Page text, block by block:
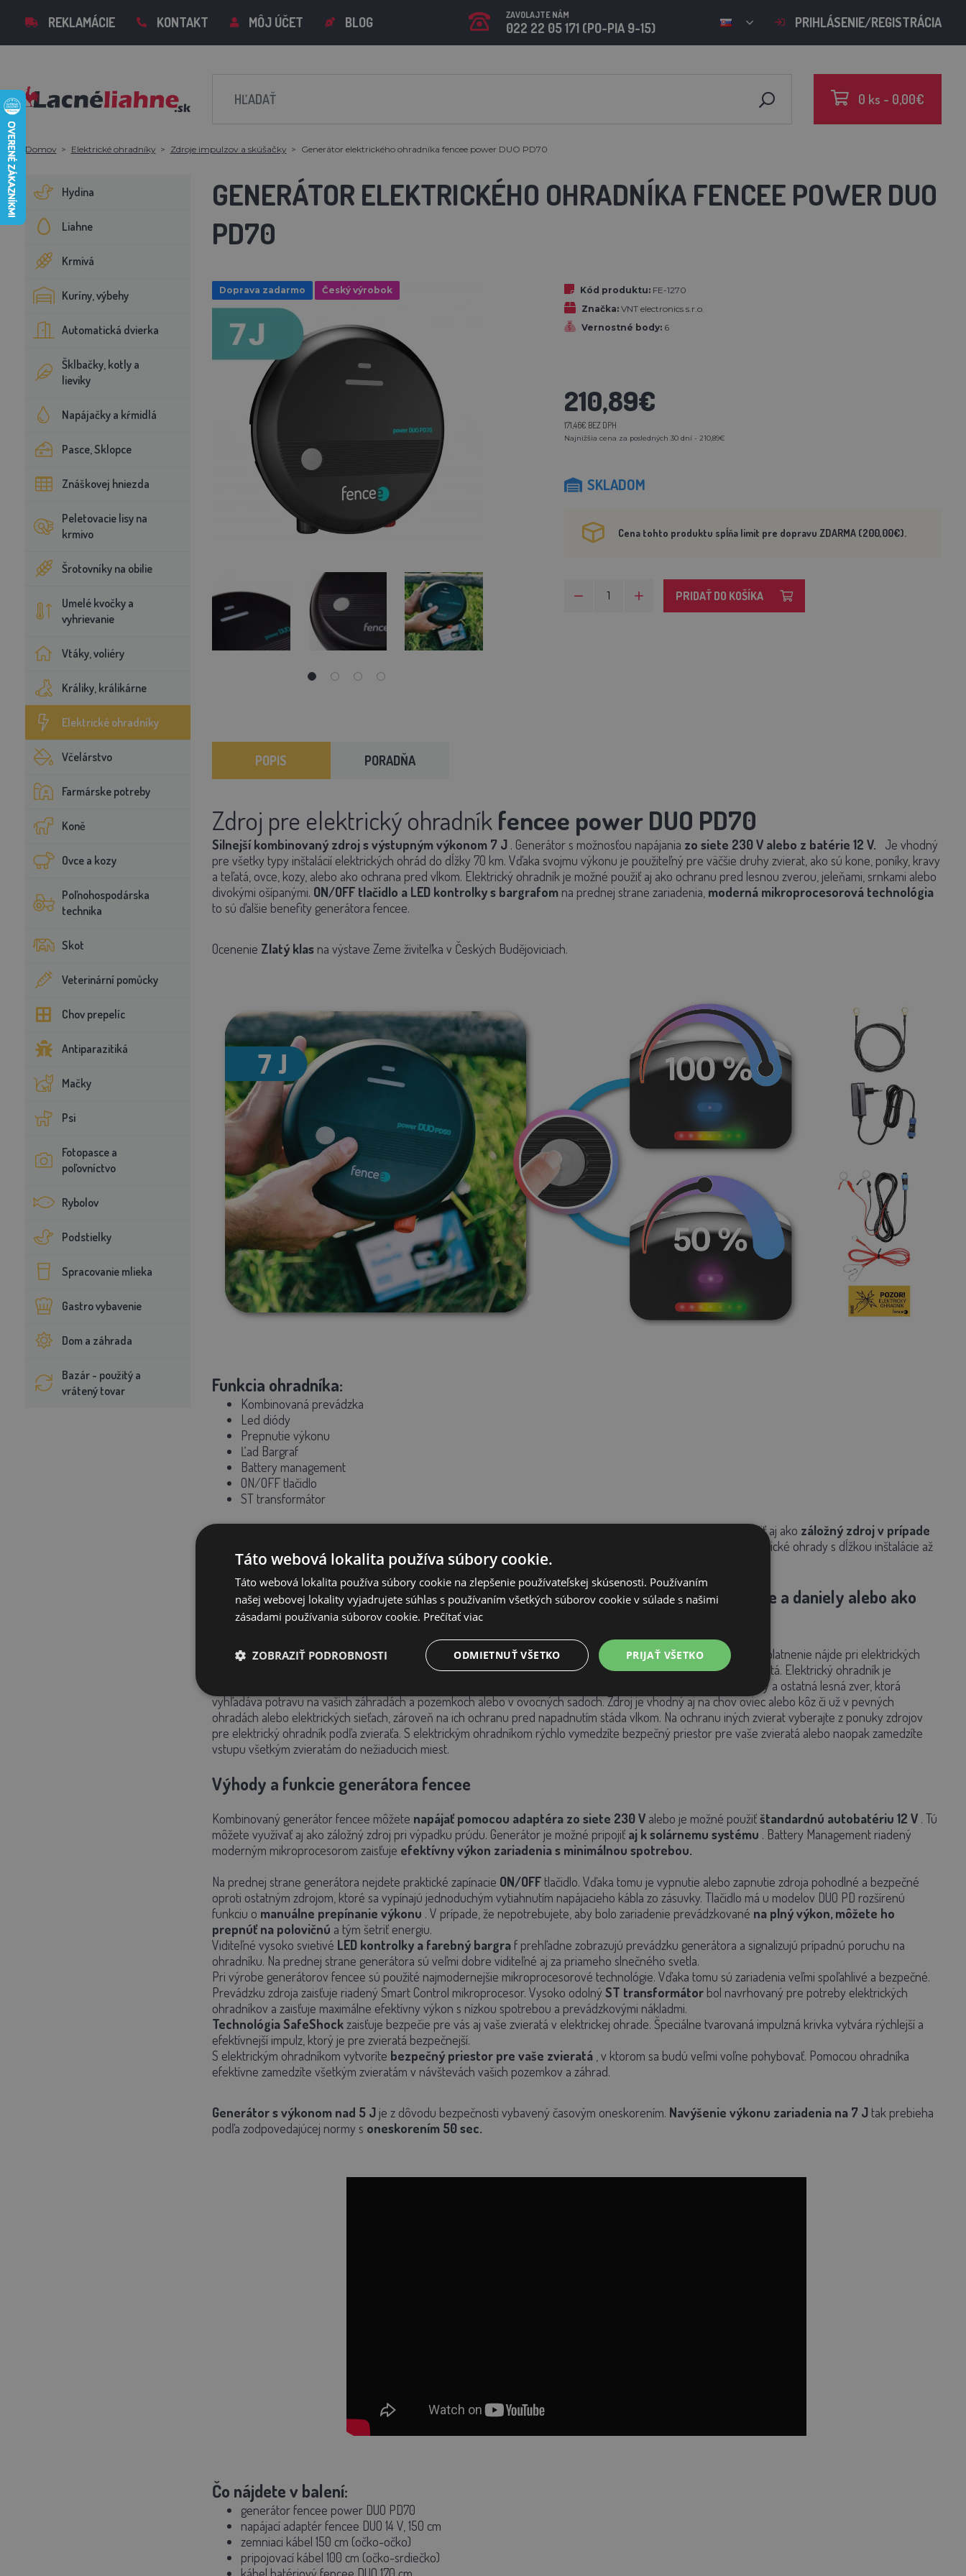
REKLAMÁCIE KONTAKT MÔJ ÚČET BLOG ZAVOLAJTE NÁM
022 22 05 171 (PO-PIA 9-15) PRIHLÁSENIE/REGISTRÁCIA
0 ks - 0,00€
Domov Elektrické ohradníky Zdroje impulzov a skúšačky Generátor elektrického ohradníka fencee power DUO PD70
Hydina
Liahne
Krmivá
Kuríny, výbehy
Automatická dvierka
Šklbačky, kotly a
lieviky
Napájačky a kŕmidlá
Pasce, Sklopce
Znáškovej hniezda
Peletovacie lisy na
krmivo
Šrotovníky na obilie
Umelé kvočky a
vyhrievanie
Vtáky, voliéry
Králiky, králikárne
Elektrické ohradníky
Včelárstvo
Farmárske potreby
Koně
Ovce a kozy
Poľnohospodárska
technika
Skot
Veterinární pomůcky
Chov prepelíc
Antiparazitiká
Mačky
Psi
Fotopasce a
poľovníctvo
Rybolov
Podstielky
Spracovanie mlieka
Gastro vybavenie
Dom a záhrada
Bazár - použitý a
vrátený tovar
GENERÁTOR ELEKTRICKÉHO OHRADNÍKA FENCEE POWER DUO
PD70
Doprava zadarmo Český výrobok Kód produktu: FE-1270
Značka: VNT electronics s.r.o.
Vernostné body: 6
210,89€
171,46€ BEZ DPH
Najnižšia cena za posledných 30 dní - 210,89€
SKLADOM
Cena tohto produktu spĺňa limit pre dopravu ZDARMA (200,00€).
PRIDAŤ DO KOŠÍKA
POPIS PORADŇA
Zdroj pre elektrický ohradníkfencee power DUO PD70
Silnejší kombinovaný zdroj s výstupným výkonom 7 J. Generátor s možnosťou napájania zo siete 230 V alebo z batérie 12 V.
Je vhodný
pre všetky typy inštalácií elektrických ohrád do dĺžky 70 km. Vďaka svojmu výkonu je použiteľný pre väčšie druhy zvierat, ako sú kone, poníky, kravy
a teľatá, ovce, kozy, alebo ako ochrana pred vlkom. Elektrický ohradník je možné použiť aj ako ochranu pred lesnou zverou, jeleňami, srnkami alebo
divokými ošípanými. ON/OFF tlačidlo a LED kontrolky s bargrafom na prednej strane zariadenia, moderná mikroprocesorová technológia
to sú ďalšie benefity generátora fencee.
Ocenenie Zlatý klasna výstave Zeme živiteľka v Českých Budějoviciach.
Funkcia ohradníka:
Kombinovaná prevádzka
Led diódy
Prepnutie výkonu
Ľad Bargraf
Battery management
ON/OFF tlačidlo
ST transformátor
Kombinovaný zdroj pre elektrický ohradník s možnosťou napájania zo siete alebo z autobatérie. Tú možno použiť aj ako záložný zdroj v prípade
Zdroj je vďaka svojmu výkonu 5 J vhodným riešením pre stredné aj dlhšie elektrické ohrady s dĺžkou inštalácie až
70 km.
Kombinovaný elektrický ohradník najčastejšie pre: hovädzí dobytok, ovce, jelene a daniely alebo ako
ochrana pred lesnou zverou
Zdroj elektrického ohradníka power DUO PD70 je vďaka svojmu výkonu 7 J vhodný pre väčšinu väčších zvierat. Uplatnenie nájde pri elektrických
ohradách pre poníky, žriebätá a kone. Veľmi často je zdroj zhotovovaný na pastvy a lúky pre dobytok, kravy a teľatá. Elektrický ohradník je
pomôckou v strážení pozemkov a odpudzovaní všetkých nepozvaných hostí, ako sú srnky, daniele, jelene, diviaky a ostatná lesná zver, ktorá
vyhľadáva potravu na vašich záhradách a pozemkoch alebo v ovocných sadoch. Zdroj je vhodný aj na chov oviec alebo kôz či už v pevných
ohradách alebo elektrických sieťach, zároveň na ich ochranu pred napadnutím stáda vlkom. Na ochranu iných zvierat vyberajte z ponuky zdrojov
pre elektrický ohradník podľa zvieraťa. S elektrickým ohradníkom rýchlo vymedzíte bezpečný priestor pre vaše zvieratá alebo naopak zamedzíte
vstupu všetkým zvieratám do nežiaducich miest.
Výhody a funkcie generátora fencee
Kombinovaný generátor fencee môžete napájať pomocou adaptéra zo siete 230 Valebo je možné použiťštandardnú autobatériu 12 V. Tú
môžete využívať aj ako záložný zdroj pri výpadku prúdu. Generátor je možné pripojiť aj k solárnemu systému . Battery Management riadený
moderným mikroprocesorom zaisťuje efektívny výkon zariadenia s minimálnou spotrebou.
Na prednej strane generátora nejdete praktické zapínacie ON/OFFtlačidlo. Vďaka tomu je vypnutie alebo zapnutie zdroja pohodlné a bezpečné
oproti ostatným zdrojom, ktoré sa vypínajú jednoduchým vytiahnutím napájacieho kábla zo zásuvky. Tlačidlo má u modelov DUO PD rozšírenú
funkciu o manuálne prepínanie výkonu . V prípade, že nepotrebujete, aby bolo zariadenie prevádzkované na plný výkon, môžete ho
prepnúť na polovičnú a tým šetriť energiu.
Viditeľné vysoko svietivé LED kontrolky a farebný bargraf prehľadne zobrazujú prevádzku generátora a signalizujú prípadnú poruchu na
ohradníku. Na prednej strane generátora sú veľmi dobre viditeľné aj za priameho slnečného svetla.
Pri výrobe generátorov fencee sú použité najmodernejšie mikroprocesorové technológie. Vďaka tomu sú zariadenia veľmi spoľahlivé a bezpečné.
Prevádzku zdroja zaisťuje riadený Smart Control mikroprocesor. Vysoko odolný ST transformátorbol navrhovaný pre potreby elektrických
ohradníkov a zaisťuje maximálne efektívny výkon s nízkou spotrebou a prevádzkovými nákladmi.
Technológia SafeShockzaisťuje bezpečie pre vás aj vaše zvieratá v elektrickej ohrade. Špeciálne tvarovaná impulzná krivka vytvára rýchlejší a
efektívnejší impulz, ktorý je pre zvieratá bezpečnejší.
S elektrickým ohradníkom vytvoríte bezpečný priestor pre vaše zvieratá, v ktorom sa budú veľmi voľne pohybovať. Pomocou ohradníka
efektívne zamedzíte všetkým zvieratám v návštevách vašich pozemkov a záhrad.
Generátor s výkonom nad 5 Jje z dôvodu bezpečnosti vybavený časovým oneskorením. Navýšenie výkonu zariadenia na 7 Jtak prebieha
podľa zodpovedajúcej normy s oneskorením 50 sec.
Čo nájdete v balení:
generátor fencee power DUO PD70
napájací adaptér fencee DUO 14 V, 150 cm
zemniaci kábel 150 cm (očko-očko)
pripojovací kábel 100 cm (očko-srdiečko)
Táto webová lokalita používa súbory cookie.
Táto webová lokalita používa súbory cookie na zlepšenie používateľskej skúsenosti. Používaním
našej webovej lokality vyjadrujete súhlas s používaním všetkých súborov cookie v súlade s našimi
zásadami používania súborov cookie. Prečítať viac
PRIJAŤ VŠETKO
ODMIETNUŤ VŠETKO
ZOBRAZIŤ PODROBNOSTI